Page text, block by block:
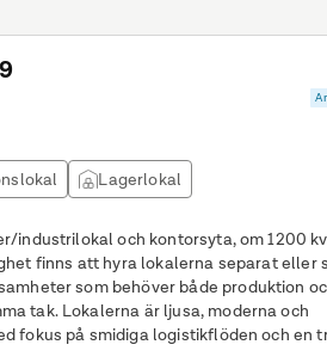
Lagerlokal
industrilokal och kontorsyta, om 1200
finns att hyra lokalerna separat eller
som behöver både produktion
tak. Lokalerna är ljusa, moderna och
fokus på smidiga logistikflöden och en